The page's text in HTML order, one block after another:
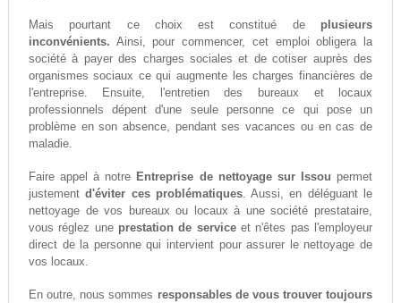
Mais pourtant ce choix est constitué de plusieurs
inconvénients. Ainsi, pour commencer, cet emploi obligera la
société à payer des charges sociales et de cotiser auprès des
organismes sociaux ce qui augmente les charges financières de
l'entreprise. Ensuite, l'entretien des bureaux et locaux
professionnels dépent d'une seule personne ce qui pose un
problème en son absence, pendant ses vacances ou en cas de
maladie.
Faire appel à notre Entreprise de nettoyage sur Issou permet
justementd'éviter ces problématiques. Aussi, en déléguant le
nettoyage de vos bureaux ou locaux à une société prestataire,
vous réglez une prestation de serviceet n'êtes pas l'employeur
direct de la personne qui intervient pour assurer le nettoyage de
vos locaux.
En outre, nous sommes responsables de vous trouver toujours